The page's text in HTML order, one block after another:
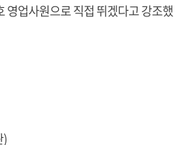
영업사원으로 직접 뛰겠다고 강조했
)